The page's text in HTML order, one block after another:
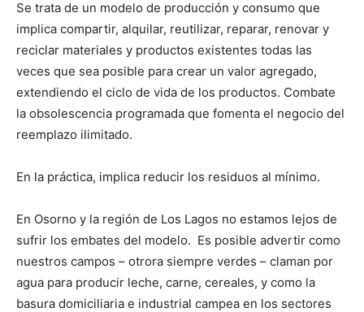
Se trata de un modelo de producción y consumo que
implica compartir, alquilar, reutilizar, reparar, renovar y
reciclar materiales y productos existentes todas las
veces que sea posible para crear un valor agregado,
extendiendo el ciclo de vida de los productos. Combate
la obsolescencia programada que fomenta el negocio del
reemplazo ilimitado.
En la práctica, implica reducir los residuos al mínimo.
En Osorno y la región de Los Lagos no estamos lejos de
sufrir los embates del modelo. Es posible advertir como
nuestros campos – otrora siempre verdes – claman por
agua para producir leche, carne, cereales, y como la
basura domiciliaria e industrial campea en los sectores